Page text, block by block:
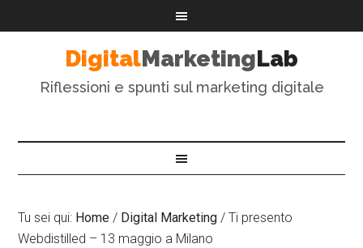
DigitalMarketingLab
Riflessioni e spunti sul marketing digitale
Tu sei qui: Home / Digital Marketing / Ti presento
Webdistilled – 13 maggio a Milano